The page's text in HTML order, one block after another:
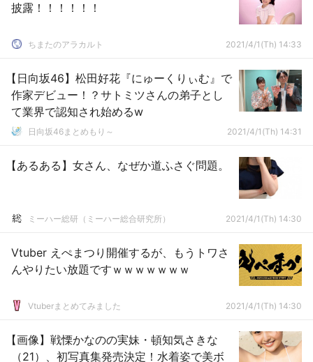
披露！！！！！！
ちまたのアラカルト 2021/4/1(Th) 14:33
【日向坂46】松田好花『にゅーくりぃむ』で
作家デビュー！？サトミツさんの弟子とし
て業界で認知され始めるw
日向坂46まとめもり～ 2021/4/1(Th) 14:31
【あるある】女さん、なぜか道ふさぐ問題。
ミーハー総研（ミーハー総合研究所） 2021/4/1(Th) 14:30
Vtuber えぺまつり開催するが、もうトワさ
んやりたい放題ですｗｗｗｗｗｗｗ
Vtuberまとめてみました 2021/4/1(Th) 14:30
【画像】戦慄かなのの実妹・頓知気さきな
（21）、初写真集発売決定！水着姿で美ボ